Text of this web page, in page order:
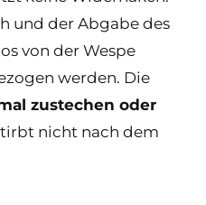
und der Abgabe des
von der Wespe
werden. Die
zustechen oder
nicht nach dem